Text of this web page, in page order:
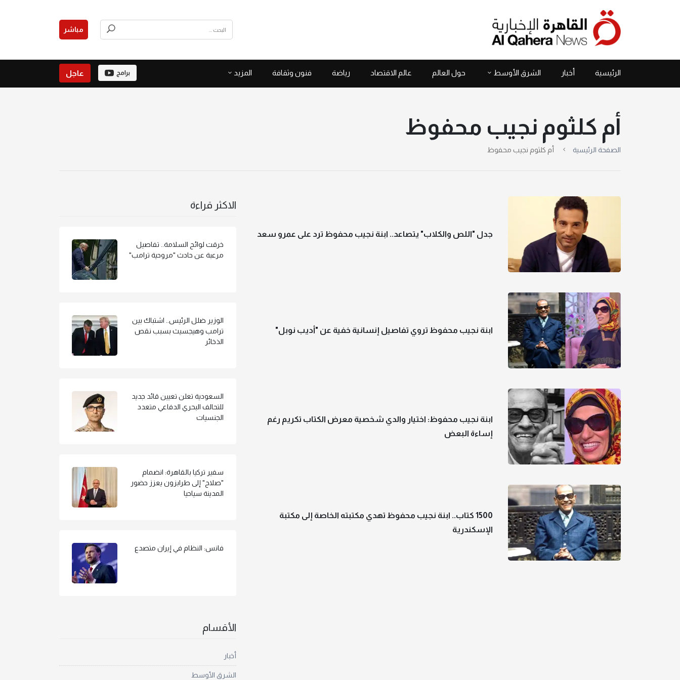
مباشر
الرئيسية أخبار الشرق الأوسط حول العالم عالم الاقتصاد رياضة فنون وثقافة المزيد برامج عاجل
أم كلثوم نجيب محفوظ
الصفحة الرئيسية أم كلثوم نجيب محفوظ
جدل "اللص والكلاب" يتصاعد.. ابنة نجيب محفوظ ترد على عمرو سعد
ابنة نجيب محفوظ تروي تفاصيل إنسانية خفية عن "أديب نوبل"
ابنة نجيب محفوظ: اختيار والدي شخصية معرض الكتاب تكريم رغم
إساءة البعض
1500 كتاب.. ابنة نجيب محفوظ تهدي مكتبته الخاصة إلى مكتبة
الإسكندرية
الاكثر قراءة
خرقت لوائح السلامة.. تفاصيل
مرعبة عن حادث "مروحية ترامب"
الوزير ضلل الرئيس.. اشتباك بين
ترامب وهيجسيث بسبب نقص
الذخائر
السعودية تعلن تعيين قائد جديد
للتحالف البحري الدفاعي متعدد
الجنسيات
سفير تركيا بالقاهرة: انضمام
"صلاح" إلى طرابزون يعزز حضور
المدينة سياحيا
فانس: النظام في إيران متصدع
الأقسام
أخبار
الشرق الأوسط